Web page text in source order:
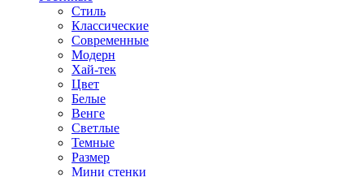
Стиль
Классические
Современные
Модерн
Хай-тек
Цвет
Белые
Венге
Светлые
Темные
Размер
Мини стенки